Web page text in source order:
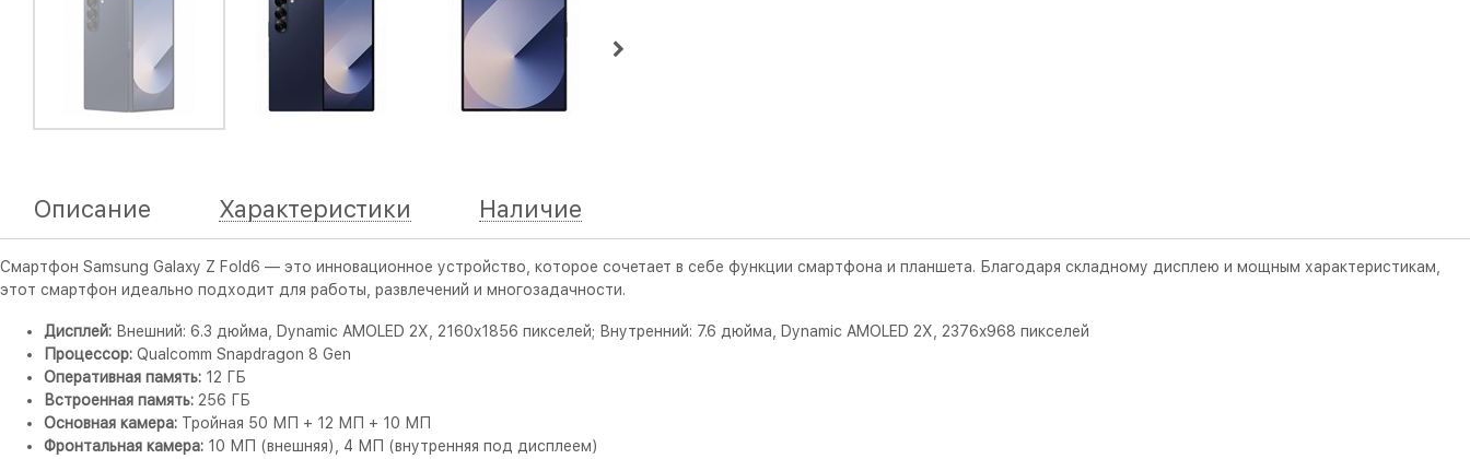
Описание Характеристики Наличие
Смартфон Samsung Galaxy Z Fold6 — это инновационное устройство, которое сочетает в себе функции смартфона и планшета. Благодаря складному дисплею и мощным характеристикам,
этот смартфон идеально подходит для работы, развлечений и многозадачности.
Дисплей: Внешний: 6.3 дюйма, Dynamic AMOLED 2X, 2160x1856 пикселей; Внутренний: 7.6 дюйма, Dynamic AMOLED 2X, 2376x968 пикселей
Процессор: Qualcomm Snapdragon 8 Gen
Оперативная память: 12 ГБ
Встроенная память: 256 ГБ
Основная камера: Тройная 50 МП + 12 МП + 10 МП
Фронтальная камера: 10 МП (внешняя), 4 МП (внутренняя под дисплеем)